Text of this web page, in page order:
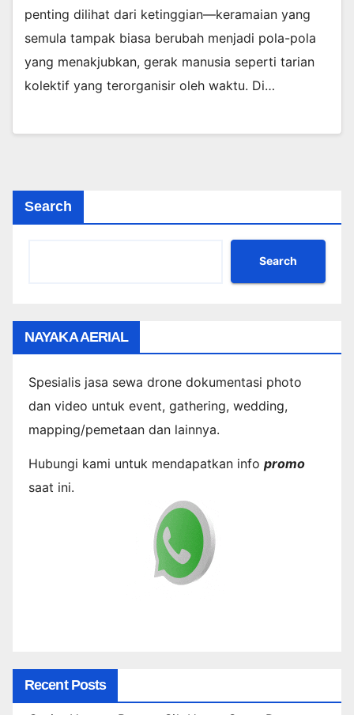
penting dilihat dari ketinggian—keramaian yang
semula tampak biasa berubah menjadi pola-pola
yang menakjubkan, gerak manusia seperti tarian
kolektif yang terorganisir oleh waktu. Di…
Search
Search
NAYAKA AERIAL
Spesialis jasa sewa drone dokumentasi photo
dan video untuk event, gathering, wedding,
mapping/pemetaan dan lainnya.
Hubungi kami untuk mendapatkan info promo
saat ini.
Recent Posts